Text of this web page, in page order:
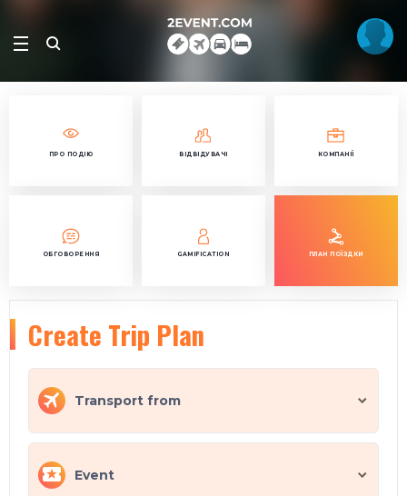
ПРО ПОДІЮ ВІДВІДУВАЧІ КОМПАНІЇ
ОБГОВОРЕННЯ GAMIFICATION ПЛАН ПОЇЗДКИ
Create Trip Plan
Transport from
Event